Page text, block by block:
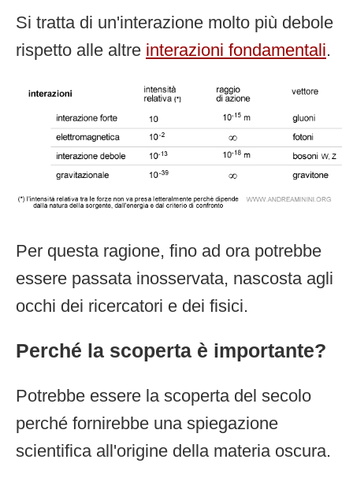
Si tratta di un'interazione molto più debole
rispetto alle altre interazioni fondamentali.
Per questa ragione, fino ad ora potrebbe
essere passata inosservata, nascosta agli
occhi dei ricercatori e dei fisici.
Perché la scoperta è importante?
Potrebbe essere la scoperta del secolo
perché fornirebbe una spiegazione
scientifica all'origine della materia oscura.